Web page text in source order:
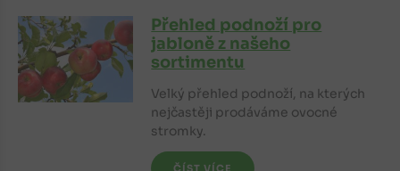
Přehled podnoží pro
jabloně z našeho
sortimentu
Velký přehled podnoží, na kterých
nejčastěji prodáváme ovocné
stromky.
ČÍST VÍCE